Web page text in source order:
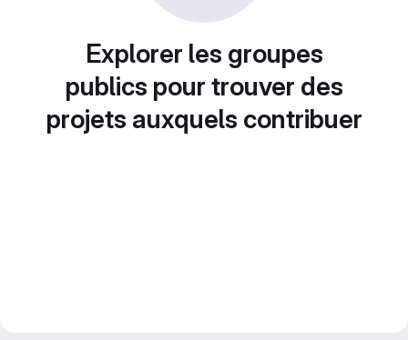
Explorer les groupes
publics pour trouver des
projets auxquels contribuer